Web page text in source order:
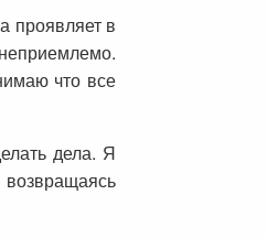
проявляет в
что все
дела. Я